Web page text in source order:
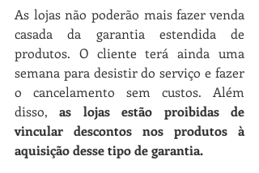
As lojas não poderão mais fazer venda
casada da garantia estendida de
produtos. O cliente terá ainda uma
semana para desistir do serviço e fazer
o cancelamento sem custos. Além
disso, as lojas estão proibidas de
vincular descontos nos produtos à
aquisição desse tipo de garantia.